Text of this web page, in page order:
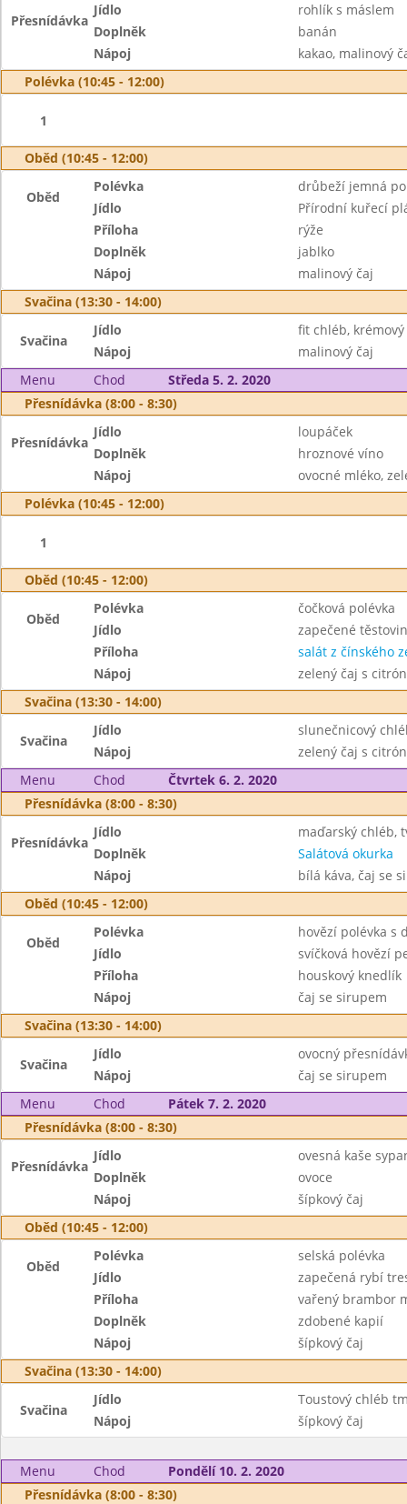
Přesnídávka
Jídlo
rohlík s máslem
Doplněk
banán
Nápoj
kakao, malinový
Polévka (10:45 - 12:00)
1
Oběd (10:45 - 12:00)
Oběd
Polévka
drůbeží jemná
Jídlo
Přírodní kuřecí
Příloha
rýže
Doplněk
jablko
Nápoj
malinový čaj
Svačina (13:30 - 14:00)
Svačina
Jídlo
fit chléb,
Nápoj
malinový čaj
Menu
Chod
Středa 5. 2. 2020
Přesnídávka (8:00 - 8:30)
Přesnídávka
Jídlo
loupáček
Doplněk
hroznové víno
Nápoj
ovocné mléko,
Polévka (10:45 - 12:00)
1
Oběd (10:45 - 12:00)
Oběd
Polévka
čočková polévka
Jídlo
zapečené
Příloha
salát z čínského
Nápoj
zelený čaj s
Svačina (13:30 - 14:00)
Svačina
Jídlo
slunečnicový
Nápoj
zelený čaj s
Menu
Chod
Čtvrtek 6. 2. 2020
Přesnídávka (8:00 - 8:30)
Přesnídávka
Jídlo
maďarský chléb,
Doplněk
Salátová okurka
Nápoj
bílá káva, čaj se
Oběd (10:45 - 12:00)
Oběd
Polévka
hovězí polévka s
Jídlo
svíčková hovězí
Příloha
houskový knedlík
Nápoj
čaj se sirupem
Svačina (13:30 - 14:00)
Svačina
Jídlo
ovocný
Nápoj
čaj se sirupem
Menu
Chod
Pátek 7. 2. 2020
Přesnídávka (8:00 - 8:30)
Přesnídávka
Jídlo
ovesná kaše
Doplněk
ovoce
Nápoj
šípkový čaj
Oběd (10:45 - 12:00)
Oběd
Polévka
selská polévka
Jídlo
zapečená rybí
Příloha
vařený brambor
Doplněk
zdobené kapií
Nápoj
šípkový čaj
Svačina (13:30 - 14:00)
Svačina
Jídlo
Toustový chléb
Nápoj
šípkový čaj
Menu Chod
Pondělí 10. 2. 2020
Přesnídávka (8:00 - 8:30)